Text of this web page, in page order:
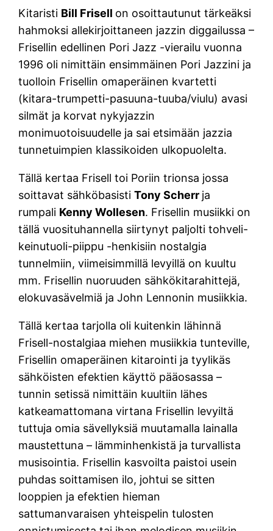
Kitaristi Bill Frisell on osoittautunut tärkeäksi
hahmoksi allekirjoittaneen jazzin diggailussa –
Frisellin edellinen Pori Jazz -vierailu vuonna
1996 oli nimittäin ensimmäinen Pori Jazzini ja
tuolloin Frisellin omaperäinen kvartetti
(kitara-trumpetti-pasuuna-tuuba/viulu) avasi
silmät ja korvat nykyjazzin
monimuotoisuudelle ja sai etsimään jazzia
tunnetuimpien klassikoiden ulkopuolelta.
Tällä kertaa Frisell toi Poriin trionsa jossa
soittavat sähköbasistiTony Scherr ja
rumpali Kenny Wollesen. Frisellin musiikki on
tällä vuosituhannella siirtynyt paljolti tohveli-
keinutuoli-piippu -henkisiin nostalgia
tunnelmiin, viimeisimmillä levyillä on kuultu
mm. Frisellin nuoruuden sähkökitarahittejä,
elokuvasävelmiä ja John Lennonin musiikkia.
Tällä kertaa tarjolla oli kuitenkin lähinnä
Frisell-nostalgiaa miehen musiikkia tunteville,
Frisellin omaperäinen kitarointi ja tyylikäs
sähköisten efektien käyttö pääosassa –
tunnin setissä nimittäin kuultiin lähes
katkeamattomana virtana Frisellin levyiltä
tuttuja omia sävellyksiä muutamalla lainalla
maustettuna – lämminhenkistä ja turvallista
musisointia. Frisellin kasvoilta paistoi usein
puhdas soittamisen ilo, johtui se sitten
looppien ja efektien hieman
sattumanvaraisen yhteispelin tulosten